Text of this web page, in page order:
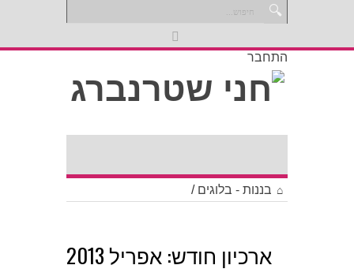
התחבר
בננות - בלוגים /
ארכיון חודש: אפריל 2013